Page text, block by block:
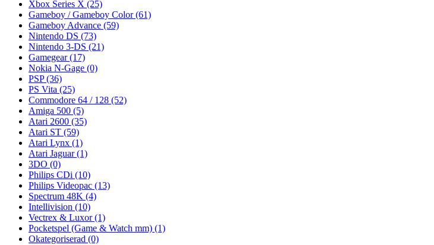
Xbox Series X (25)
Gameboy / Gameboy Color(61)
Gameboy Advance (59)
Nintendo DS (73)
Nintendo 3-DS (21)
Gamegear(17)
Nokia N-Gage (0)
PSP(36)
PS Vita (25)
Commodore 64 / 128 (52)
Amiga 500 (5)
Atari 2600 (35)
Atari ST (59)
Atari Lynx (1)
Atari Jaguar(1)
3DO (0)
Philips CDi (10)
Philips Videopac (13)
Spectrum 48K (4)
Intellivision (10)
Vectrex & Luxor(1)
Pocketspel (Game & Watch mm) (1)
Okategoriserad (0)